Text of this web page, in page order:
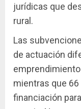
jurídicas que
rural.
Las
de actuación
mientras que
financiación